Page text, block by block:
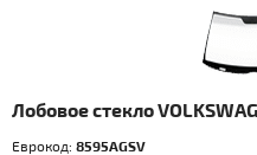
Лобовое стекло
Еврокод: 8595AGSV